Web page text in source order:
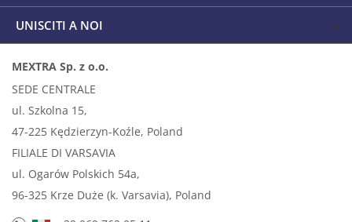
UNISCITI A NOI
MEXTRA Sp. z o.o.
SEDE CENTRALE
ul. Szkolna 15,
47-225 Kędzierzyn-Koźle, Poland
FILIALE DI VARSAVIA
ul. Ogarów Polskich 54a,
96-325 Krze Duże (k. Varsavia), Poland